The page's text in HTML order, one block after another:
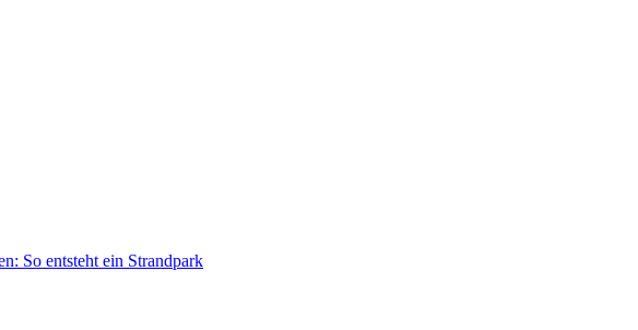
So entsteht ein Strandpark